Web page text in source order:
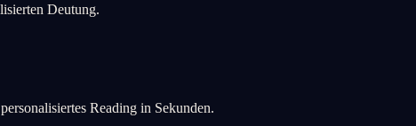
Deutung.
Reading in Sekunden.